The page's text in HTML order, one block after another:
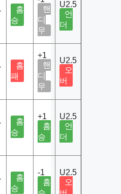
홈
승
핸
디
무
U2.5
언
더
홈
패
+1
핸
디
무
U2.5
오
버
홈
승
+1
홈
승
U2.5
언
더
홈
승
-1
홈
U2.5
오